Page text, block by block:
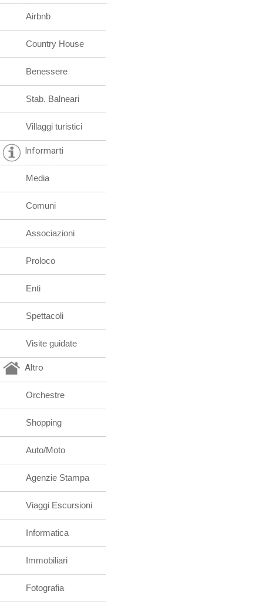
Airbnb
Country House
Benessere
Stab. Balneari
Villaggi turistici
Informarti
Media
Comuni
Associazioni
Proloco
Enti
Spettacoli
Visite guidate
Altro
Orchestre
Shopping
Auto/Moto
Agenzie Stampa
Viaggi Escursioni
Informatica
Immobiliari
Fotografia